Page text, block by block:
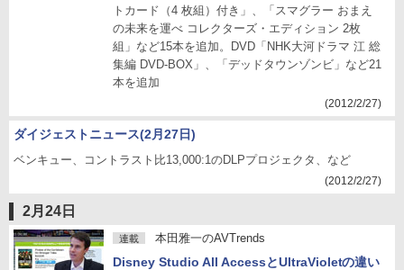
トカード（4 枚組）付き」、「スマグラー おまえ
の未来を運べ コレクターズ・エディション 2枚
組」など15本を追加。DVD「NHK大河ドラマ 江 総
集編 DVD-BOX」、「デッドタウンゾンビ」など21
本を追加
(2012/2/27)
ダイジェストニュース(2月27日)
ベンキュー、コントラスト比13,000:1のDLPプロジェクタ、など
(2012/2/27)
2月24日
連載 本田雅一のAVTrends
Disney Studio All AccessとUltraVioletの違い